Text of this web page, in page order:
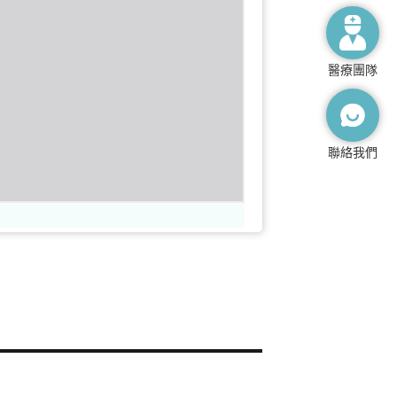
醫療團隊
聯絡我們